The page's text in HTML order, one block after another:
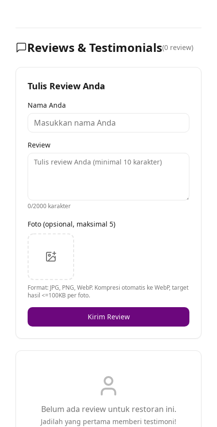
Reviews & Testimonials(0 review)
Tulis Review Anda
Nama Anda
Review
0/2000 karakter
Foto (opsional, maksimal 5)
Format: JPG, PNG, WebP. Kompresi otomatis ke WebP, target
hasil <=100KB per foto.
Kirim Review
Belum ada review untuk restoran ini.
Jadilah yang pertama memberi testimoni!